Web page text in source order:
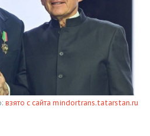
взято с сайта mindortrans.tatarstan.ru